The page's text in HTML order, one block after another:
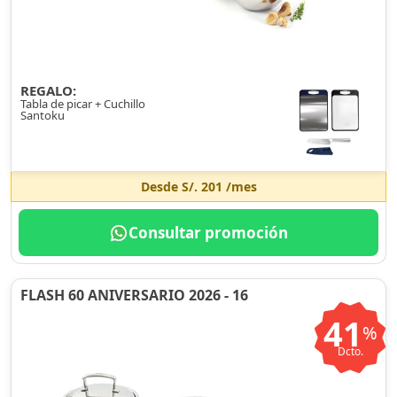
REGALO:
Tabla de picar + Cuchillo
Santoku
Desde S/. 201 /mes
Consultar promoción
FLASH 60 ANIVERSARIO 2026 - 16
41 %
Dcto.